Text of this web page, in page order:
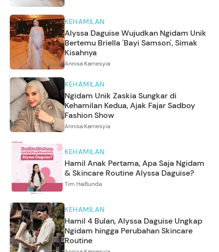
KEHAMILAN
Alyssa Daguise Wujudkan Ngidam Unik
Bertemu Briella 'Bayi Samson', Simak
Kisahnya
Annisa Karnesyia
KEHAMILAN
Ngidam Unik Zaskia Sungkar di
Kehamilan Kedua, Ajak Fajar Sadboy
Fashion Show
Annisa Karnesyia
KEHAMILAN
Hamil Anak Pertama, Apa Saja Ngidam
& Skincare Routine Alyssa Daguise?
Tim HaiBunda
KEHAMILAN
Hamil 4 Bulan, Alyssa Daguise Ungkap
Ngidam hingga Perubahan Skincare
Routine